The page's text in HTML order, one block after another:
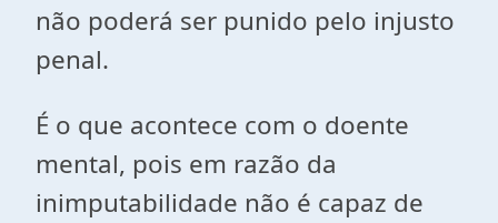
não poderá ser punido pelo injusto
penal.
É o que acontece com o doente
mental, pois em razão da
inimputabilidade não é capaz de